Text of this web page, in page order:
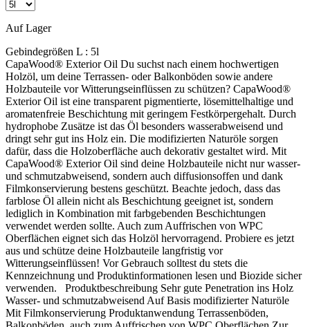
Auf Lager
Gebindegrößen L : 5l
CapaWood® Exterior Oil Du suchst nach einem hochwertigen
Holzöl, um deine Terrassen- oder Balkonböden sowie andere
Holzbauteile vor Witterungseinflüssen zu schützen? CapaWood®
Exterior Oil ist eine transparent pigmentierte, lösemittelhaltige und
aromatenfreie Beschichtung mit geringem Festkörpergehalt. Durch
hydrophobe Zusätze ist das Öl besonders wasserabweisend und
dringt sehr gut ins Holz ein. Die modifizierten Naturöle sorgen
dafür, dass die Holzoberfläche auch dekorativ gestaltet wird. Mit
CapaWood® Exterior Oil sind deine Holzbauteile nicht nur wasser-
und schmutzabweisend, sondern auch diffusionsoffen und dank
Filmkonservierung bestens geschützt. Beachte jedoch, dass das
farblose Öl allein nicht als Beschichtung geeignet ist, sondern
lediglich in Kombination mit farbgebenden Beschichtungen
verwendet werden sollte. Auch zum Auffrischen von WPC
Oberflächen eignet sich das Holzöl hervorragend. Probiere es jetzt
aus und schütze deine Holzbauteile langfristig vor
Witterungseinflüssen! Vor Gebrauch solltest du stets die
Kennzeichnung und Produktinformationen lesen und Biozide sicher
verwenden. Produktbeschreibung Sehr gute Penetration ins Holz
Wasser- und schmutzabweisend Auf Basis modifizierter Naturöle
Mit Filmkonservierung Produktanwendung Terrassenböden,